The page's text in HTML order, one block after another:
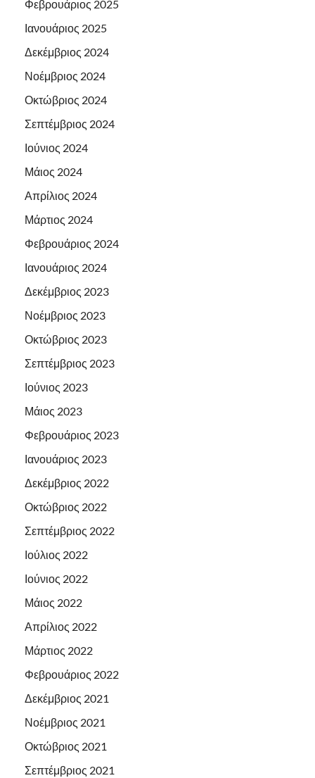
Φεβρουάριος 2025
Ιανουάριος 2025
Δεκέμβριος 2024
Νοέμβριος 2024
Οκτώβριος 2024
Σεπτέμβριος 2024
Ιούνιος 2024
Μάιος 2024
Απρίλιος 2024
Μάρτιος 2024
Φεβρουάριος 2024
Ιανουάριος 2024
Δεκέμβριος 2023
Νοέμβριος 2023
Οκτώβριος 2023
Σεπτέμβριος 2023
Ιούνιος 2023
Μάιος 2023
Φεβρουάριος 2023
Ιανουάριος 2023
Δεκέμβριος 2022
Οκτώβριος 2022
Σεπτέμβριος 2022
Ιούλιος 2022
Ιούνιος 2022
Μάιος 2022
Απρίλιος 2022
Μάρτιος 2022
Φεβρουάριος 2022
Δεκέμβριος 2021
Νοέμβριος 2021
Οκτώβριος 2021
Σεπτέμβριος 2021